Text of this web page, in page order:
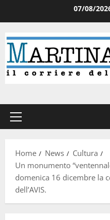
07/08/
Home News
Cultura
Un monumento
domenica 16 dicembre la
dell’AVIS.